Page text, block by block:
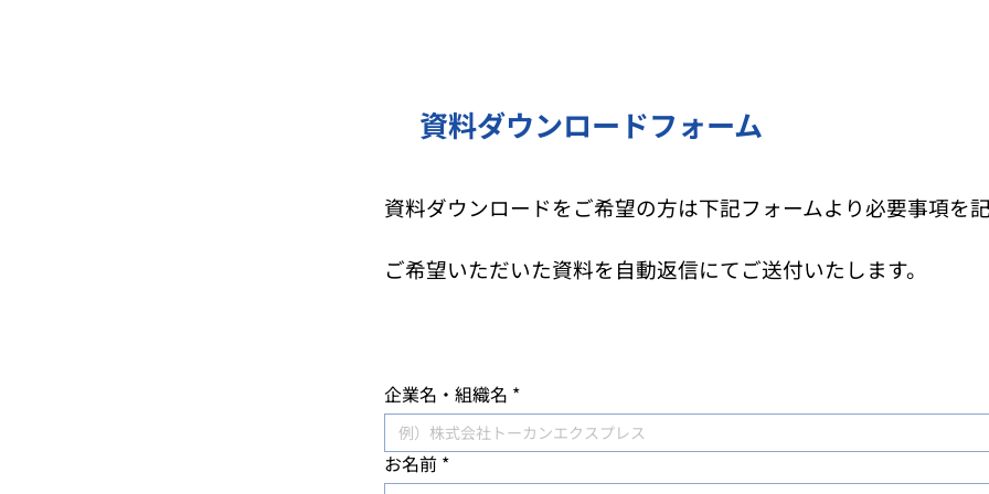
資料ダウンロードフォーム
資料ダウンロードをご希望の方は下記フォームより必要事項を
ご希望いただいた資料を自動返信にてご送付いたします。
企業名・組織名 *
お名前 *